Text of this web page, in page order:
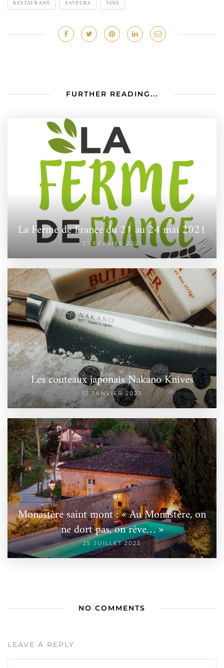
RESTAURANT SAVEURS VINS
FURTHER READING...
La Ferme de France du 21 au 24 mai 2021
27 FÉVRIER 2021
Les couteaux japonais Nakano Knives
12 JANVIER 2023
Monastère saint mont : « Au Monastère, on
ne dort pas, on rêve… »
25 JUILLET 2023
NO COMMENTS
LEAVE A REPLY